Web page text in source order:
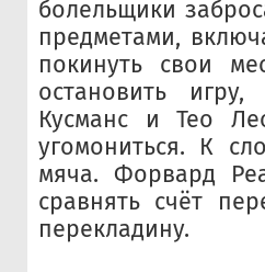
болельщики
предметами,
покинуть свои
остановить
Кусманс и Тео
угомониться. К
мяча. Форвард
сравнять счёт
перекладину.